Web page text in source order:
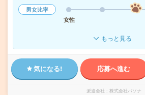
男女比率
女性
もっと見る
気になる! 応募へ進む
派遣会社 株式会社パソナ